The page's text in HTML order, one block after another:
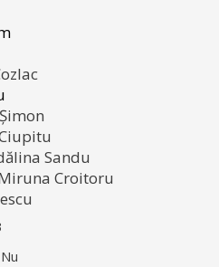
Sandu
Croitoru
Nu